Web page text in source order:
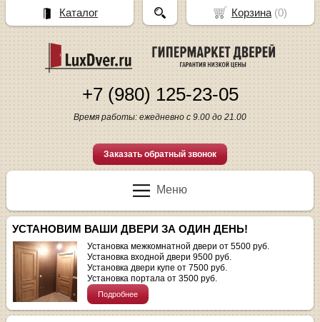
+7 (980) 125-23-05
Время работы: ежедневно с 9.00 до 21.00
Заказать обратный звонок
Меню
УСТАНОВИМ ВАШИ ДВЕРИ ЗА ОДИН ДЕНЬ!
Установка межкомнатной двери от 5500 руб.
Установка входной двери 9500 руб.
Установка двери купе от 7500 руб.
Установка портала от 3500 руб.
Подробнее
Корзина(0)
Каталог